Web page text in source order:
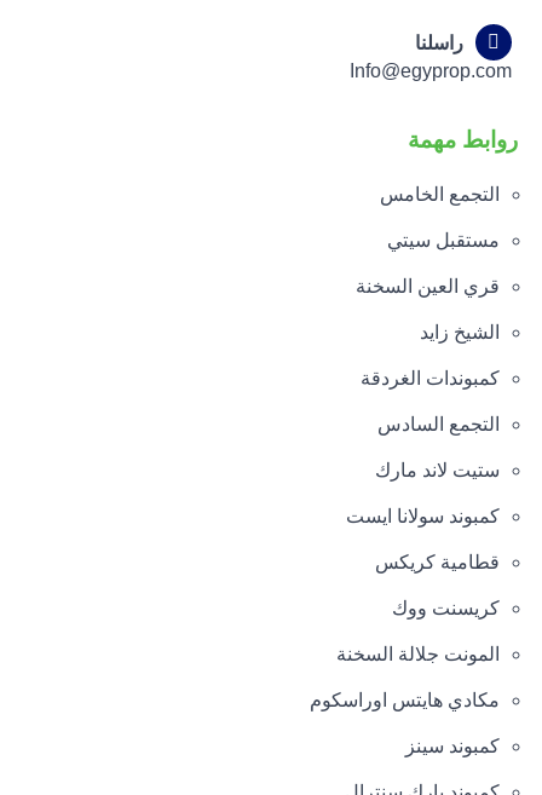
راسلنا
Info@egyprop.com
روابط مهمة
التجمع الخامس
مستقبل سيتي
قري العين السخنة
الشيخ زايد
كمبوندات الغردقة
التجمع السادس
ستيت لاند مارك
كمبوند سولانا ايست
قطامية كريكس
كريسنت ووك
المونت جلالة السخنة
مكادي هايتس اوراسكوم
كمبوند سينز